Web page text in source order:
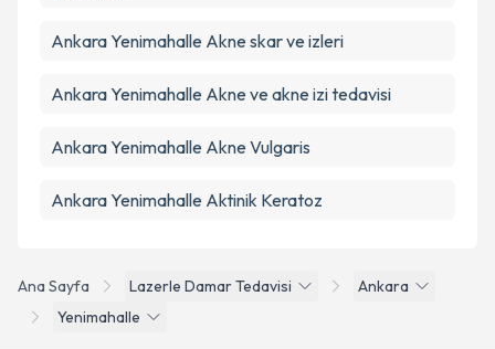
Ana Sayfa Lazerle Damar Tedavisi
Ankara
Yenimahalle
Ankara Yenimahalle Akne skar ve izleri
Ankara Yenimahalle Akne ve akne izi tedavisi
Ankara Yenimahalle Akne Vulgaris
Ankara Yenimahalle Aktinik Keratoz